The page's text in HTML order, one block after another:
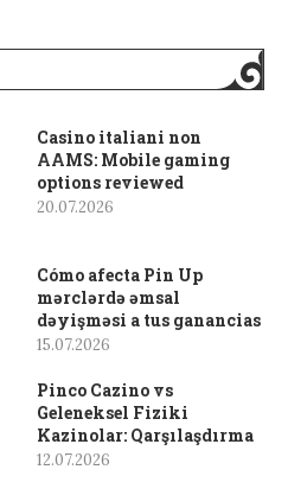
Casino italiani non
AAMS: Mobile gaming
options reviewed
20.07.2026
Cómo afecta Pin Up
mərclərdə əmsal
dəyişməsi a tus ganancias
15.07.2026
Pinco Cazino vs
Geleneksel Fiziki
Kazinolar: Qarşılaşdırma
12.07.2026